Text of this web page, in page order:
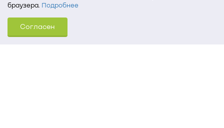
браузера. Подробнее
Для того, чтобы мы могли качественно предоставить Вам
услуги, мы используем cookies, которые сохраняются
на Вашем компьютере (Сведения о местоположении; ip-адрес;
Согласен